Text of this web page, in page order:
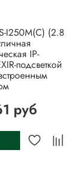
I250M(C) (2.8
IP-
подсветкой
руб